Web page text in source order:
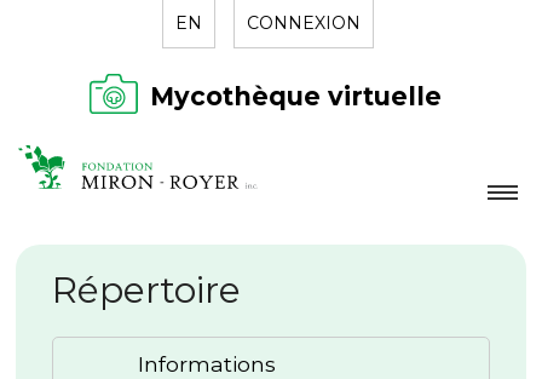
EN CONNEXION
Mycothèque virtuelle
LA FONDATION
NOUVELLES
RÉPERTOIRE
Répertoire
Informations